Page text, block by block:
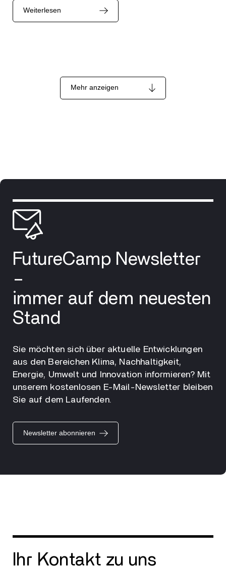
Weiterlesen
Mehr anzeigen
FutureCamp Newsletter
–
immer auf dem neuesten
Stand
Sie möchten sich über aktuelle Entwicklungen
aus den Bereichen Klima, Nachhaltigkeit,
Energie, Umwelt und Innovation informieren? Mit
unserem kostenlosen E-Mail-Newsletter bleiben
Sie auf dem Laufenden.
Newsletter abonnieren
Ihr Kontakt zu uns